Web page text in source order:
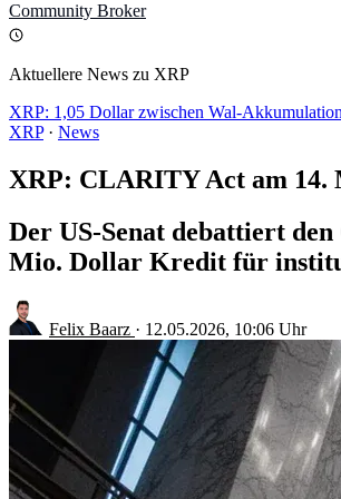
Community Broker
Aktuellere News zu XRP
XRP: 1,05 Dollar zwischen Wal-
XRP · News
XRP: CLARITY Act am 14.
Der US-Senat debattiert
Mio. Dollar Kredit für
Felix Baarz · 12.05.2026, 10:06 Uhr